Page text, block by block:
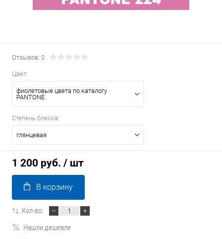
Отзывов: 0
Цвет:
фиолетовые цвета по каталогу
PANTONE
Степень блеска:
глянцевая
1 200 руб. / шт
В корзину
Кол-во:
Нашли дешевле